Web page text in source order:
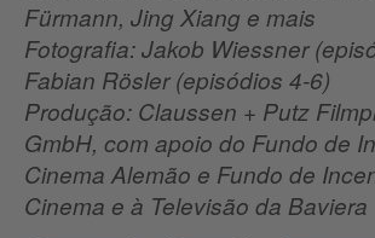
Fürmann, Jing Xiang e mais
Fotografia: Jakob Wiessner
Fabian Rösler (episódios 4-6)
Produção: Claussen + Putz
GmbH, com apoio do Fundo de
Cinema Alemão e Fundo de
Cinema e à Televisão da Baviera